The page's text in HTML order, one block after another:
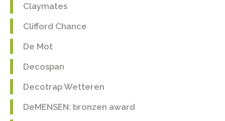
Claymates
Clifford Chance
De Mot
Decospan
Decotrap Wetteren
DeMENSEN: bronzen award